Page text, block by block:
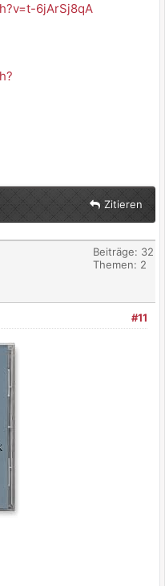
6jArSj8qA
Zitieren
Beiträge: 32
Themen: 2
#11